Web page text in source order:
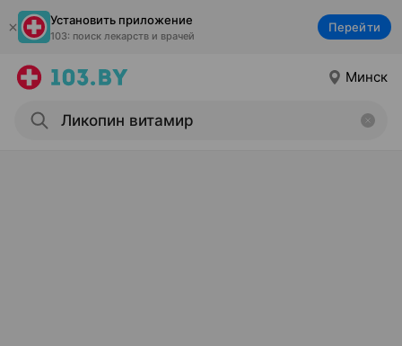
Установить приложение
103: поиск лекарств и врачей
Перейти
Минск